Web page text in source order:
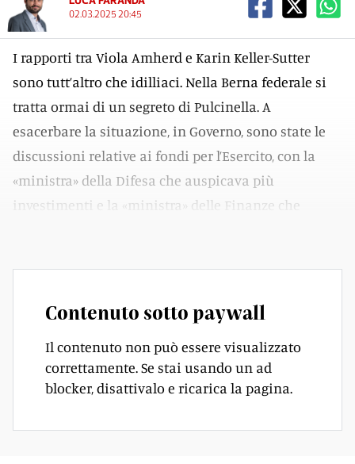
02.03.2025 20:45
I rapporti tra Viola Amherd e Karin Keller-Sutter
sono tutt’altro che idilliaci. Nella Berna federale si
tratta ormai di un segreto di Pulcinella. A
esacerbare la situazione, in Governo, sono state le
discussioni relative ai fondi per l’Esercito, con la
«ministra» della Difesa che auspicava più
investimenti e la «ministra» delle Finanze che
Contenuto sotto paywall
Il contenuto non può essere visualizzato
correttamente. Se stai usando un ad
blocker, disattivalo e ricarica la pagina.